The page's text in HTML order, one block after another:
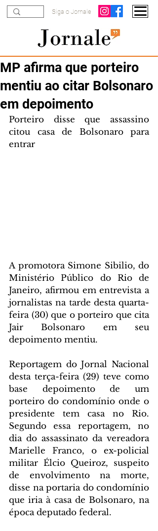
Siga o Jornale
MP afirma que porteiro
mentiu ao citar Bolsonaro
em depoimento
Porteiro disse que assassino
citou casa de Bolsonaro para
entrar
A promotora Simone Sibilio, do
Ministério Público do Rio de
Janeiro, afirmou em entrevista a
jornalistas na tarde desta quarta-
feira (30) que o porteiro que cita
Jair Bolsonaro em seu
depoimento mentiu.
Reportagem do Jornal Nacional
desta terça-feira (29) teve como
base depoimento de um
porteiro do condomínio onde o
presidente tem casa no Rio.
Segundo essa reportagem, no
dia do assassinato da vereadora
Marielle Franco, o ex-policial
militar Élcio Queiroz, suspeito
de envolvimento na morte,
disse na portaria do condomínio
que iria à casa de Bolsonaro, na
época deputado federal.